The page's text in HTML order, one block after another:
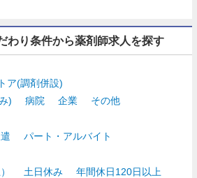
わり条件から薬剤師求人を探す
ア(調剤併設)
)
病院 企業
その他
パート・アルバイト
土日休み 年間休日120日以上